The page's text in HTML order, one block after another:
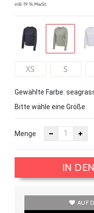
inkl. 19 % MwSt.
XS S
Gewählte Farbe:
Bitte wähle eine Größe
Menge
IN
AUF